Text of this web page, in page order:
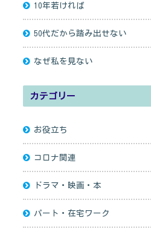
10年若ければ
50代だから踏み出せない
なぜ私を見ない
カテゴリー
お役立ち
コロナ関連
ドラマ・映画・本
パート・在宅ワーク